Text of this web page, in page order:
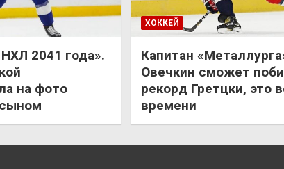
2041 года».
на фото
ХОККЕЙ
Капитан
Овечкин сможет
рекорд Гретцки, это
времени